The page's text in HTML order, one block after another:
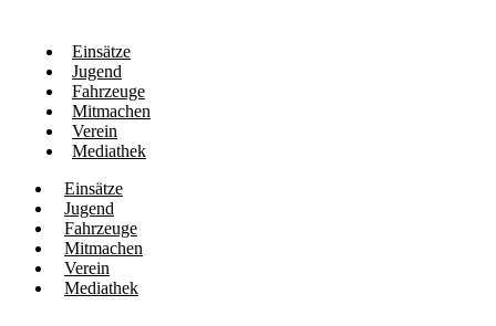
Einsätze
Jugend
Fahrzeuge
Mitmachen
Verein
Mediathek
Einsätze
Jugend
Fahrzeuge
Mitmachen
Verein
Mediathek